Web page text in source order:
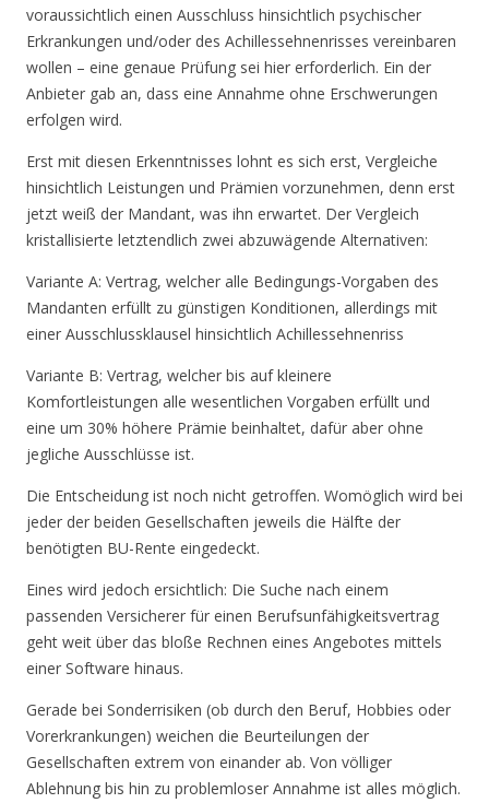
voraussichtlich einen Ausschluss hinsichtlich psychischer
Erkrankungen und/oder des Achillessehnenrisses vereinbaren
wollen – eine genaue Prüfung sei hier erforderlich. Ein der
Anbieter gab an, dass eine Annahme ohne Erschwerungen
erfolgen wird.
Erst mit diesen Erkenntnisses lohnt es sich erst, Vergleiche
hinsichtlich Leistungen und Prämien vorzunehmen, denn erst
jetzt weiß der Mandant, was ihn erwartet. Der Vergleich
kristallisierte letztendlich zwei abzuwägende Alternativen:
Variante A: Vertrag, welcher alle Bedingungs-Vorgaben des
Mandanten erfüllt zu günstigen Konditionen, allerdings mit
einer Ausschlussklausel hinsichtlich Achillessehnenriss
Variante B: Vertrag, welcher bis auf kleinere
Komfortleistungen alle wesentlichen Vorgaben erfüllt und
eine um 30% höhere Prämie beinhaltet, dafür aber ohne
jegliche Ausschlüsse ist.
Die Entscheidung ist noch nicht getroffen. Womöglich wird bei
jeder der beiden Gesellschaften jeweils die Hälfte der
benötigten BU-Rente eingedeckt.
Eines wird jedoch ersichtlich: Die Suche nach einem
passenden Versicherer für einen Berufsunfähigkeitsvertrag
geht weit über das bloße Rechnen eines Angebotes mittels
einer Software hinaus.
Gerade bei Sonderrisiken (ob durch den Beruf, Hobbies oder
Vorerkrankungen) weichen die Beurteilungen der
Gesellschaften extrem von einander ab. Von völliger
Ablehnung bis hin zu problemloser Annahme ist alles möglich.